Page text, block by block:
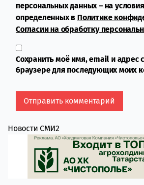
персональных данных – на
определенных в Политике
Согласии на обработку
Сохранить моё имя, email и адрес
браузере для последующих моих
Новости СМИ2